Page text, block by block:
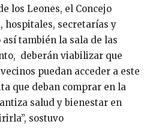
los Leones, el Concejo
secretarías y
también la sala de las
deberán viabilizar que
puedan acceder a este
que deban comprar en la
salud y bienestar en
sostuvo